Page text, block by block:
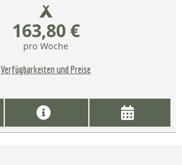
163,80 €
pro Woche
Verfügbarkeiten und Preise